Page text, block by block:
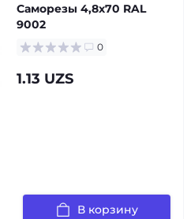
Саморезы 4,8х70 RAL
9002
0
1.13 UZS
В корзину